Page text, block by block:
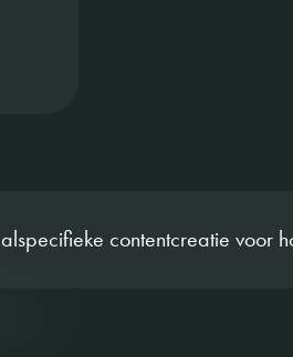
contentcreatie voor